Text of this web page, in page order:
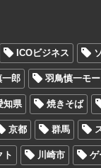
ICOビジネス
一郎 羽鳥慎一モ
知県 焼きそば
京都 群馬
ト 川崎市 ゲ